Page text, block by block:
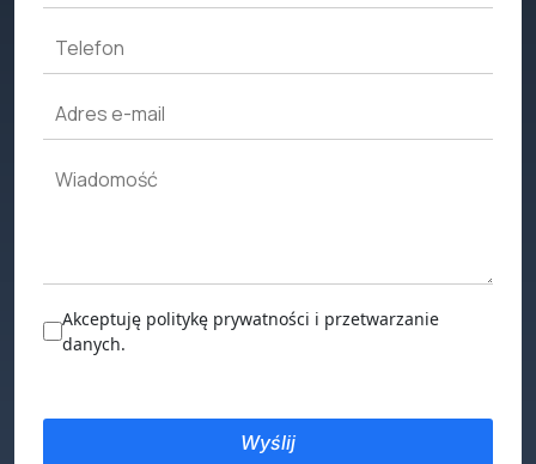
Akceptuję politykę prywatności i przetwarzanie
danych.